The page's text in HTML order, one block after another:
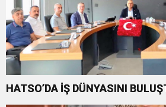
HATSO’DA İŞ DÜNYASINI